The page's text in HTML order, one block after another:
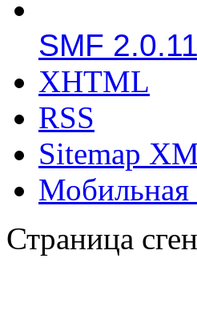
SMF 2.0.11
XHTML
RSS
Sitemap
Мобильная
Страница